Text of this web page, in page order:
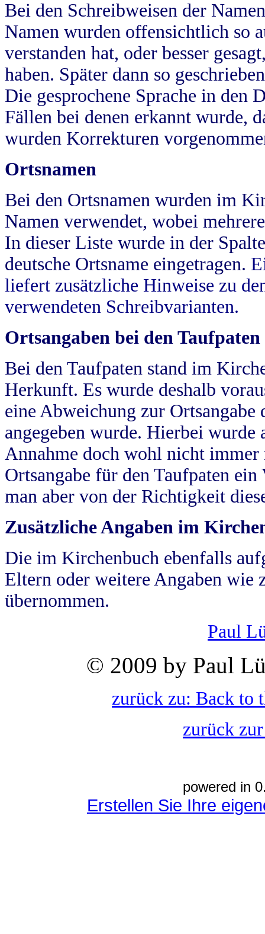
Bei den Schreibweisen der
Namen wurden offensichtlich so
verstanden hat, oder besser
haben. Später dann so
Die gesprochene Sprache in
Fällen bei denen erkannt wurde,
wurden Korrekturen
Ortsnamen
Bei den Ortsnamen wurden im
Namen verwendet, wobei
In dieser Liste wurde in der
deutsche Ortsname eingetragen.
liefert zusätzliche Hinweise zu
verwendeten Schreibvarianten.
Ortsangaben bei den Taufpaten
Bei den Taufpaten stand im
Herkunft. Es wurde deshalb
eine Abweichung zur
angegeben wurde. Hierbei wurde
Annahme doch wohl nicht
Ortsangabe für den Taufpaten
man aber von der Richtigkeit
Zusätzliche Angaben im
Die im Kirchenbuch ebenfalls
Eltern oder weitere Angaben wie
übernommen.
Paul
© 2009 by Paul
zurück zu: Back to
zurück
powered in
Erstellen Sie Ihre